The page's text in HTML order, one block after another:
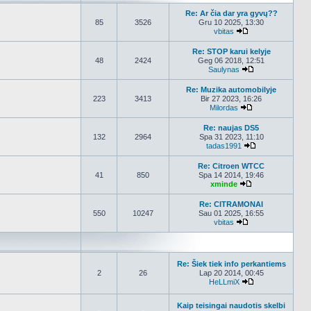
85 3526
Re: Ar čia dar yra gyvų??
Gru 10 2025, 13:30
vbitas
48 2424
Re: STOP karui kelyje
Geg 06 2018, 12:51
Saulynas
223 3413
Re: Muzika automobilyje
Bir 27 2023, 16:26
Milordas
132 2964
Re: naujas DS5
Spa 31 2023, 11:10
tadas1991
41 850
Re: Citroen WTCC
Spa 14 2014, 19:46
xminde
550 10247
Re: CITRAMONAI
Sau 01 2025, 16:55
vbitas
2 26
Re: Šiek tiek info perkantiems
Lap 20 2014, 00:45
HeLLmiX
Kaip teisingai naudotis skelbi